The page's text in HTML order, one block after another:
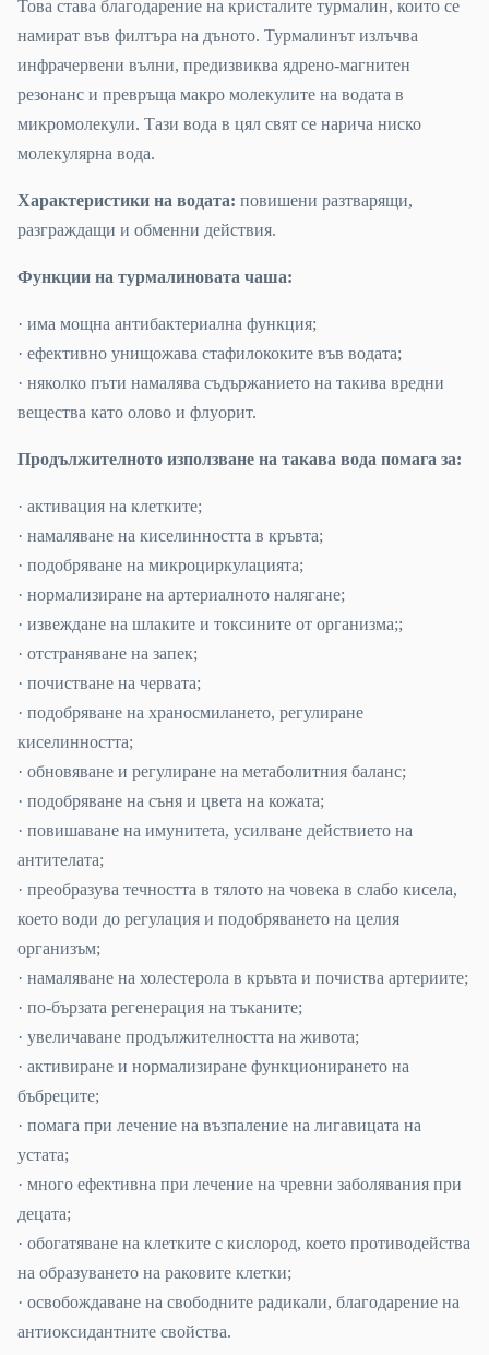
Това става благодарение на кристалите турмалин, които се
намират във филтъра на дъното. Турмалинът излъчва
инфрачервени вълни, предизвиква ядрено-магнитен
резонанс и превръща макро молекулите на водата в
микромолекули. Тази вода в цял свят се нарича ниско
молекулярна вода.
Характеристики на водата: повишени разтварящи,
разграждащи и обменни действия.
Функции на турмалиновата чаша:
· има мощна антибактериална функция;
· ефективно унищожава стафилококите във водата;
· няколко пъти намалява съдържанието на такива вредни
вещества като олово и флуорит.
Продължителното използване на такава вода помага за:
· активация на клетките;
· намаляване на киселинността в кръвта;
· подобряване на микроциркулацията;
· нормализиране на артериалното налягане;
· извеждане на шлаките и токсините от организма;;
· отстраняване на запек;
· почистване на червата;
· подобряване на храносмилането, регулиране
киселинността;
· обновяване и регулиране на метаболитния баланс;
· подобряване на съня и цвета на кожата;
· повишаване на имунитета, усилване действието на
антителата;
· преобразува течността в тялото на човека в слабо кисела,
което води до регулация и подобряването на целия
организъм;
· намаляване на холестерола в кръвта и почиства артериите;
· по-бързата регенерация на тъканите;
· увеличаване продължителността на живота;
· активиране и нормализиране функционирането на
бъбреците;
· помага при лечение на възпаление на лигавицата на
устата;
· много ефективна при лечение на чревни заболявания при
децата;
· обогатяване на клетките с кислород, което противодейства
на образуването на раковите клетки;
· освобождаване на свободните радикали, благодарение на
антиоксидантните свойства.